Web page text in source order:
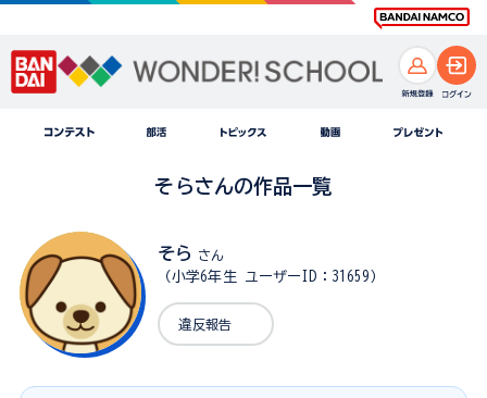
そらさんの作品一覧
そら さん
（小学6年生 ユーザーID：31659）
違反報告